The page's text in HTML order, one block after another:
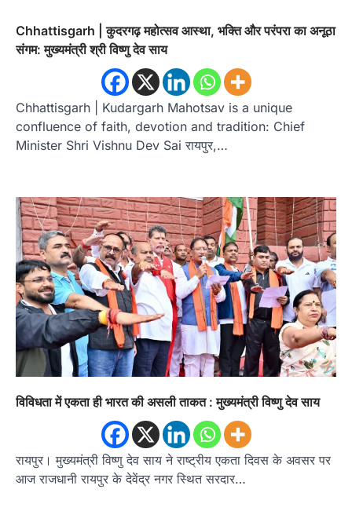
Chhattisgarh | कुदरगढ़ महोत्सव आस्था, भक्ति और परंपरा का अनूठा
संगम: मुख्यमंत्री श्री विष्णु देव साय
Chhattisgarh | Kudargarh Mahotsav is a unique
confluence of faith, devotion and tradition: Chief
Minister Shri Vishnu Dev Sai रायपुर,…
विविधता में एकता ही भारत की असली ताकत : मुख्यमंत्री विष्णु देव साय
रायपुर। मुख्यमंत्री विष्णु देव साय ने राष्ट्रीय एकता दिवस के अवसर पर
आज राजधानी रायपुर के देवेंद्र नगर स्थित सरदार…